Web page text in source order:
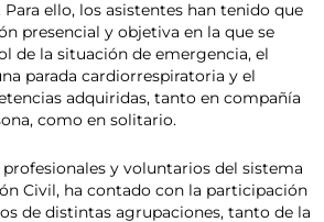
ello, los asistentes han tenido que
presencial y objetiva en la que se
de la situación de emergencia, el
parada cardiorrespiratoria y el
adquiridas, tanto en compañía
como en solitario.
y voluntarios del sistema
Civil, ha contado con la participación
de distintas agrupaciones, tanto de la